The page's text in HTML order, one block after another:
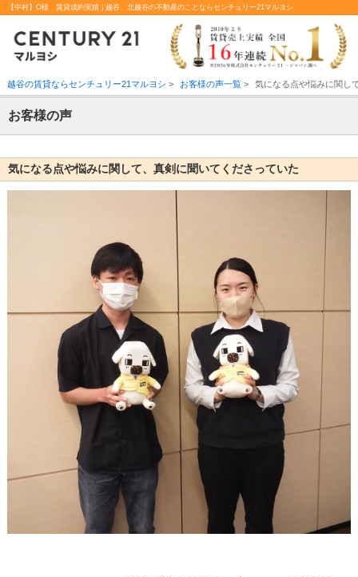
【中村】O様 賃貸成約実績 | 越谷、北越谷の不動産のことならセンチュリー21マルヨシ
越谷の賃貸ならセンチュリー21マルヨシ > お客様の声一覧> 気になる点や悩みに関し
お客様の声
気になる点や悩みに関して、真剣に聞いてくださっていた